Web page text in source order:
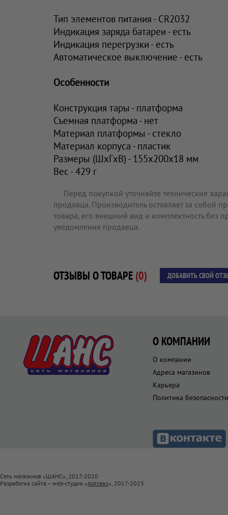
Тип элементов питания - CR2032
Индикация заряда батареи - есть
Индикация перегрузки - есть
Автоматическое выключение - есть
Особенности
Конструкция тары - платформа
Съемная платформа - нет
Материал платформы - стекло
Материал корпуса - пластик
Размеры (ШxГxВ) - 155x200x18 мм
Вес - 429 г
Перед покупкой уточняйте технические
продавца. Производитель оставляет за собой
товара, его внешний вид и комплектность без
уведомления продавца.
ОТЗЫВЫ О ТОВАРЕ (0) ДОБАВИТЬ СВОЙ
О КОМПАНИИ
О компании
Адреса магазинов
Карьера
Политика безопасности
Сеть магазинов «ШАНС», 2017-2020
Разработка сайта – web-студия «Артлекс», 2017-2023